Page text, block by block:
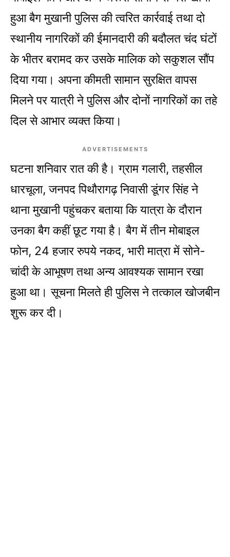
हुआ बैग मुखानी पुलिस की त्वरित कार्रवाई तथा दो
स्थानीय नागरिकों की ईमानदारी की बदौलत चंद घंटों
के भीतर बरामद कर उसके मालिक को सकुशल सौंप
दिया गया। अपना कीमती सामान सुरक्षित वापस
मिलने पर यात्री ने पुलिस और दोनों नागरिकों का तहे
दिल से आभार व्यक्त किया।
ADVERTISEMENTS
घटना शनिवार रात की है। ग्राम गलारी, तहसील
धारचूला, जनपद पिथौरागढ़ निवासी डूंगर सिंह ने
थाना मुखानी पहुंचकर बताया कि यात्रा के दौरान
उनका बैग कहीं छूट गया है। बैग में तीन मोबाइल
फोन, 24 हजार रुपये नकद, भारी मात्रा में सोने-
चांदी के आभूषण तथा अन्य आवश्यक सामान रखा
हुआ था। सूचना मिलते ही पुलिस ने तत्काल खोजबीन
शुरू कर दी।